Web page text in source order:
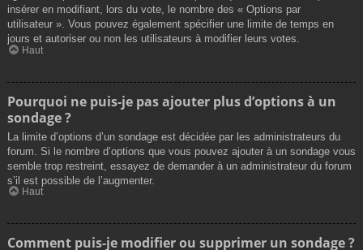
insérer en modifiant, lors du vote, le nombre des « Options par
utilisateur ». Vous pouvez également spécifier une limite de temps en
jours et autoriser ou non les utilisateurs à modifier leurs votes.
Haut
Pourquoi ne puis-je pas ajouter plus d’options à un
sondage ?
La limite d’options d’un sondage est décidée par les administrateurs du
forum. Si le nombre d’options que vous pouvez ajouter à un sondage vous
semble trop restreint, essayez de demander à un administrateur du forum
s’il est possible de l’augmenter.
Haut
Comment puis-je modifier ou supprimer un sondage ?